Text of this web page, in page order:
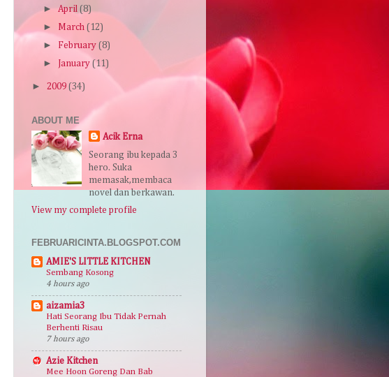
►April(8)
► March(12)
► February(8)
► January(11)
► 2009 (34)
ABOUT ME
Acik Erna
Seorang ibu kepada 3
hero. Suka
memasak,membaca
novel dan berkawan.
View my complete profile
FEBRUARICINTA.BLOGSPOT.COM
AMIE'S LITTLE KITCHEN
Sembang Kosong
4 hours ago
aizamia3
Hati Seorang Ibu Tidak Pernah
Berhenti Risau
7 hours ago
Azie Kitchen
Mee Hoon Goreng Dan Bab